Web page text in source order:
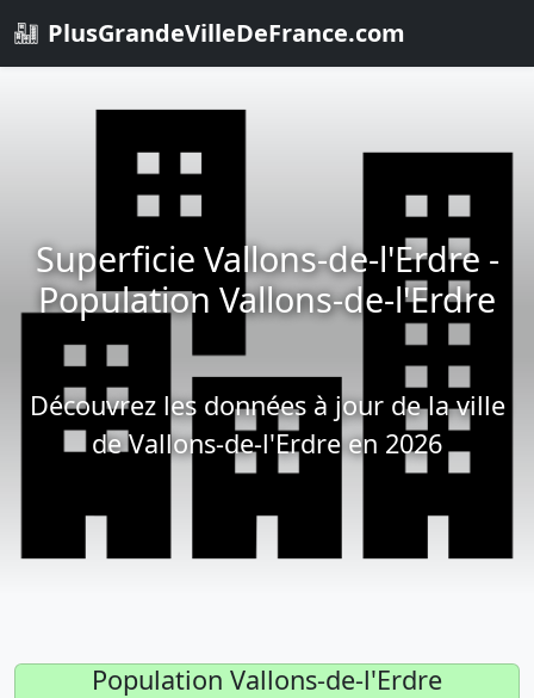
PlusGrandeVilleDeFrance.com
Superficie Vallons-de-l'Erdre -
Population Vallons-de-l'Erdre
Découvrez les données à jour de la ville
de Vallons-de-l'Erdre en 2026
Population Vallons-de-l'Erdre